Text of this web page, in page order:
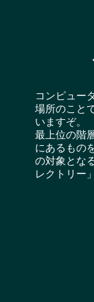
コンピュー
場所のこと
いますぞ。
最上位の階
にあるもの
の対象とな
レクトリー